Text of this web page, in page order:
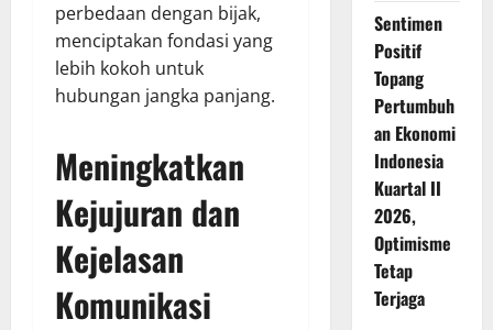
perbedaan dengan bijak,
menciptakan fondasi yang
lebih kokoh untuk
hubungan jangka panjang.
Meningkatkan
Kejujuran dan
Kejelasan
Komunikasi
Sentimen
Positif
Topang
Pertumbuh
an Ekonomi
Indonesia
Kuartal II
2026,
Optimisme
Tetap
Terjaga